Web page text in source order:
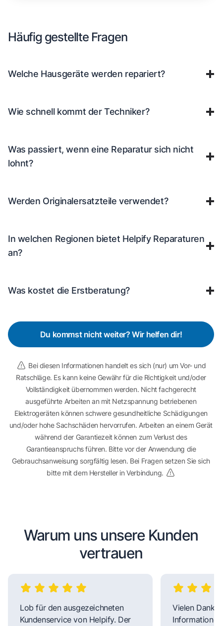
Häufig gestellte Fragen
Welche Hausgeräte werden repariert?
Wie schnell kommt der Techniker?
Was passiert, wenn eine Reparatur sich nicht
lohnt?
Werden Originalersatzteile verwendet?
In welchen Regionen bietet Helpify Reparaturen
an?
Was kostet die Erstberatung?
Du kommst nicht weiter? Wir helfen dir!
Bei diesen Informationen handelt es sich (nur) um Vor- und
Ratschläge. Es kann keine Gewähr für die Richtigkeit und/oder
Vollständigkeit übernommen werden. Nicht fachgerecht
ausgeführte Arbeiten an mit Netzspannung betriebenen
Elektrogeräten können schwere gesundheitliche Schädigungen
und/oder hohe Sachschäden hervorrufen. Arbeiten an einem Gerät
während der Garantiezeit können zum Verlust des
Garantieanspruchs führen. Bitte vor der Anwendung die
Gebrauchsanweisung sorgfältig lesen. Bei Fragen setzen Sie sich
bitte mit dem Hersteller in Verbindung.
Warum uns unsere Kunden
vertrauen
Lob für den ausgezeichneten
Kundenservice von Helpify. Der
Vielen Dank